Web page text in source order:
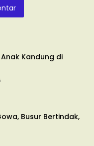
Kandung di
Busur Bertindak,